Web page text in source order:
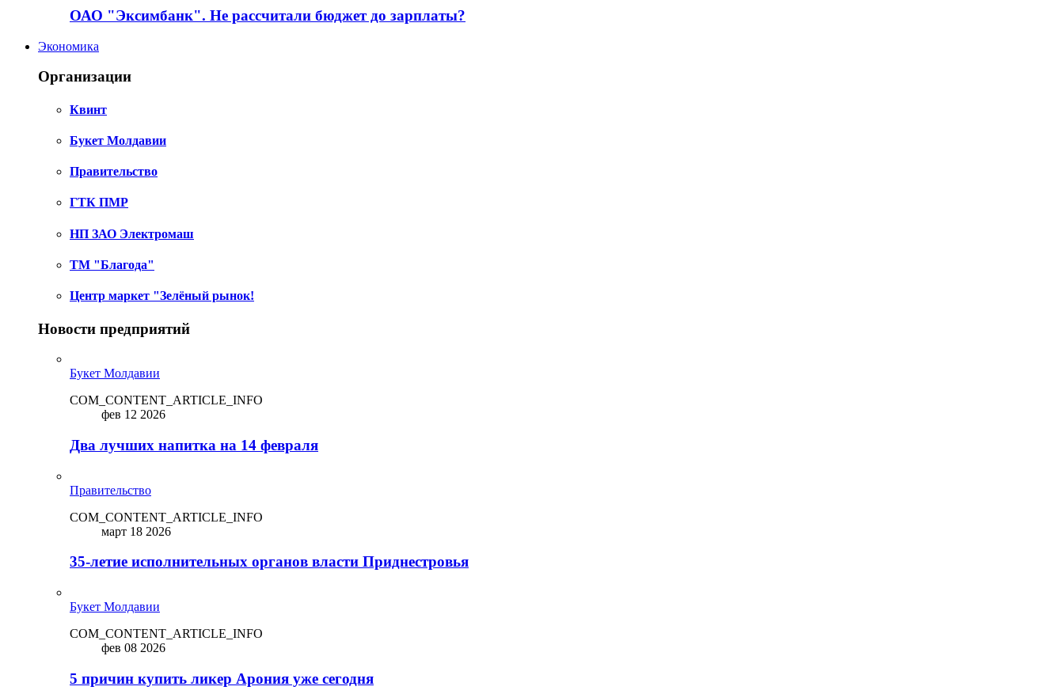
ОАО "Эксимбанк". Не рассчитали бюджет до зарплаты?
Экономика
Организации
Квинт
Букет Молдавии
Правительство
ГТК ПМР
НП ЗАО Электромаш
ТМ "Благода"
Центр маркет "Зелёный рынок!
Новости предприятий
Букет Молдавии
COM_CONTENT_ARTICLE_INFO
фев 12 2026
Два лучших напитка на 14 февраля
Правительство
COM_CONTENT_ARTICLE_INFO
март 18 2026
35-летие исполнительных органов власти Приднестровья
Букет Молдавии
COM_CONTENT_ARTICLE_INFO
фев 08 2026
5 причин купить ликep Арония уже сегодня